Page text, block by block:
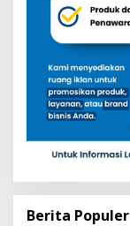
Berita Populer